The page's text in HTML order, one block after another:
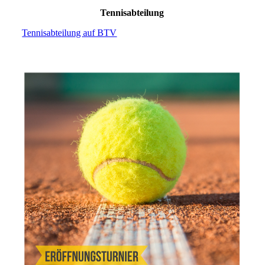
Tennisabteilung
Tennisabteilung auf BTV